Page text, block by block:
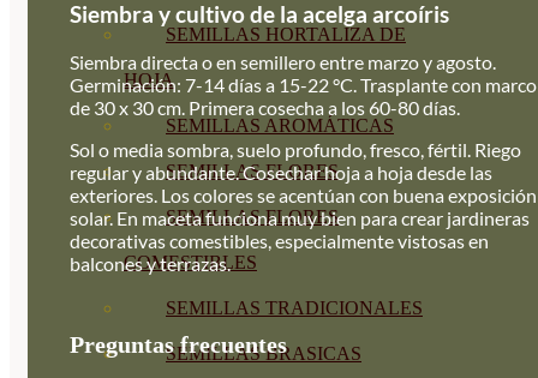
SEMILLAS HORTALIZA DE
HOJA
SEMILLAS AROMÁTICAS
SEMILLAS FLORES
SEMILLAS FLORES
COMESTIBLES
SEMILLAS TRADICIONALES
SEMILLAS BRASICAS
Siembra y cultivo de la acelga arcoíris
Siembra directa o en semillero entre marzo y agosto.
Germinación: 7-14 días a 15-22 °C. Trasplante con marco
de 30 x 30 cm. Primera cosecha a los 60-80 días.
Sol o media sombra, suelo profundo, fresco, fértil. Riego
regular y abundante. Cosechar hoja a hoja desde las
exteriores. Los colores se acentúan con buena exposición
solar. En maceta funciona muy bien para crear jardineras
decorativas comestibles, especialmente vistosas en
balcones y terrazas.
Preguntas frecuentes